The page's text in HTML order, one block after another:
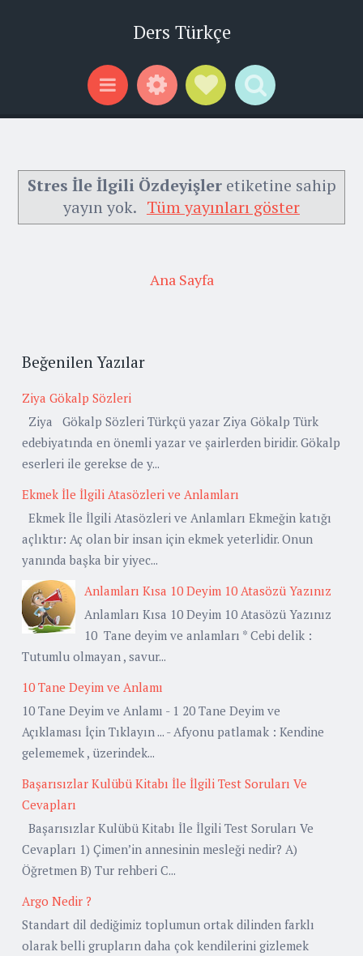
Ders Türkçe
Menu WidgetsSocial Links
Search
Stres İle İlgili Özdeyişleretiketine sahip
yayın yok. Tüm yayınları göster
Ana Sayfa
Beğenilen Yazılar
Ziya Gökalp Sözleri
Ziya Gökalp Sözleri Türkçü yazar Ziya Gökalp Türk
edebiyatında en önemli yazar ve şairlerden biridir. Gökalp
eserleri ile gerekse de y...
Ekmek İle İlgili Atasözleri ve Anlamları
Ekmek İle İlgili Atasözleri ve Anlamları Ekmeğin katığı
açlıktır: Aç olan bir insan için ekmek yeterlidir. Onun
yanında başka bir yiyec...
Anlamları Kısa 10 Deyim 10 Atasözü Yazınız
Anlamları Kısa 10 Deyim 10 Atasözü Yazınız
10 Tane deyim ve anlamları * Cebi delik :
Tutumlu olmayan , savur...
10 Tane Deyim ve Anlamı
10 Tane Deyim ve Anlamı - 1 20 Tane Deyim ve
Açıklaması İçin Tıklayın ... - Afyonu patlamak : Kendine
gelememek , üzerindek...
Başarısızlar Kulübü Kitabı İle İlgili Test Soruları Ve
Cevapları
Başarısızlar Kulübü Kitabı İle İlgili Test Soruları Ve
Cevapları 1) Çimen’in annesinin mesleği nedir? A)
Öğretmen B) Tur rehberi C...
Argo Nedir ?
Standart dil dediğimiz toplumun ortak dilinden farklı
olarak belli grupların daha çok kendilerini gizlemek